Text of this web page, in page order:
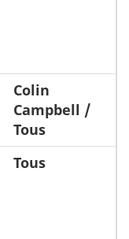
Colin
Campbell /
Tous
Tous